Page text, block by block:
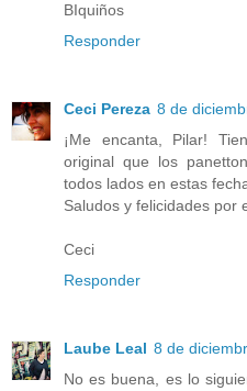
BIquiños
Responder
Ceci Pereza 8 de
¡Me encanta, Pilar!
original que los
todos lados en estas
Saludos y felicidades por
Ceci
Responder
Laube Leal 8 de
No es buena, es lo